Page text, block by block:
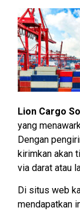
Lion Cargo
yang
Dengan
kirimkan akan
via darat atau
Di situs web
mendapatkan